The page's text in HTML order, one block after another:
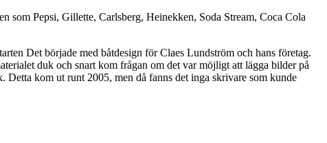
som Pepsi, Gillette, Carlsberg, Heinekken, Soda Stream, Coca Cola
Det började med båtdesign för Claes Lundström och hans företag.
duk och snart kom frågan om det var möjligt att lägga bilder på
kom ut runt 2005, men då fanns det inga skrivare som kunde